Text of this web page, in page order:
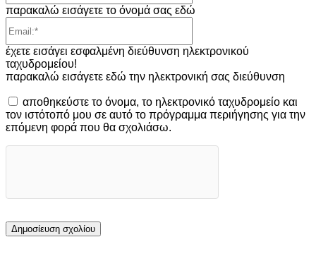
παρακαλώ εισάγετε το όνομά σας εδώ
έχετε εισάγει εσφαλμένη διεύθυνση ηλεκτρονικού
ταχυδρομείου!
παρακαλώ εισάγετε εδώ την ηλεκτρονική σας διεύθυνση
αποθηκεύστε το όνομα, το ηλεκτρονικό ταχυδρομείο και
τον ιστότοπό μου σε αυτό το πρόγραμμα περιήγησης για την
επόμενη φορά που θα σχολιάσω.